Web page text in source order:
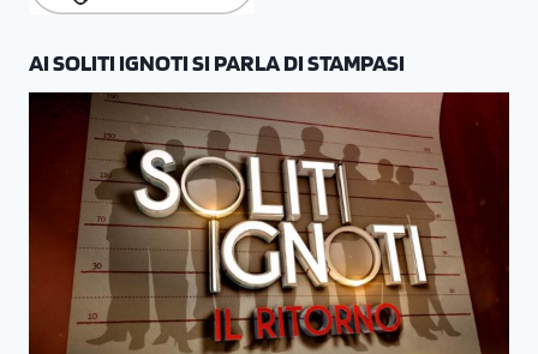
AI SOLITI IGNOTI SI PARLA DI STAMPASI